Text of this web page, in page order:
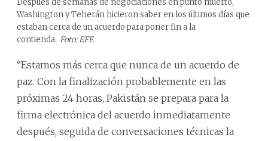
Washington y Teherán hicieron saber en los últimos días que
estaban cerca de un acuerdo para poner fin a la
contienda. Foto: EFE
“Estamos más cerca que nunca de un acuerdo de
paz. Con la finalización probablemente en las
próximas 24 horas, Pakistán se prepara para la
firma electrónica del acuerdo inmediatamente
después, seguida de conversaciones técnicas la